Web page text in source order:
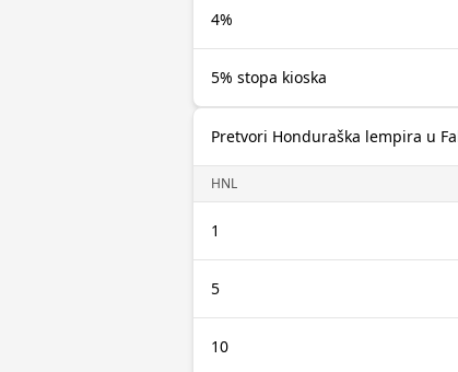
4%
5% stopa kioska
Pretvori Honduraška lempira u
HNL
1
5
10